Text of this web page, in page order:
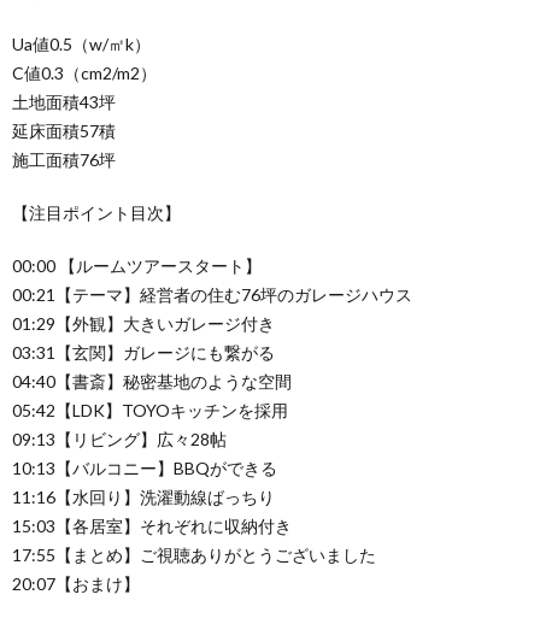
Ua値0.5（w/㎡k）
C値0.3（cm2/m2）
土地面積43坪
延床面積57積
施工面積76坪
【注目ポイント目次】
00:00​​ 【ルームツアースタート】
00:21【テーマ】経営者の住む76坪のガレージハウス
01:29【外観】大きいガレージ付き
03:31【玄関】ガレージにも繋がる
04:40【書斎】秘密基地のような空間
05:42【LDK】TOYOキッチンを採用
09:13【リビング】広々28帖
10:13【バルコニー】BBQができる
11:16【水回り】洗濯動線ばっちり
15:03【各居室】それぞれに収納付き
17:55【まとめ】ご視聴ありがとうございました
20:07【おまけ】